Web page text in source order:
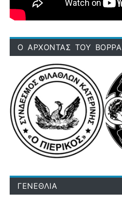
Ο ΑΡΧΟΝΤΑΣ ΤΟΥ ΒΟΡΡΑ
ΓΕΝΕΘΛΙΑ